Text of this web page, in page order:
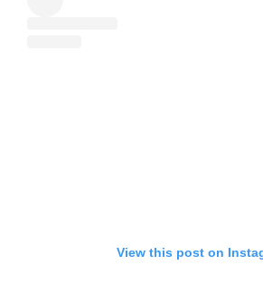
View this post on